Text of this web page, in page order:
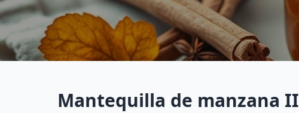
Mantequilla de manzana II